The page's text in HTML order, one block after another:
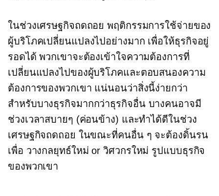
ในช่วงเศรษฐกิจถดถอย พฤติกรรมการใช้จ่ายของ
ผู้บริโภคเปลี่ยนแปลงไปอย่างมาก เพื่อให้ธุรกิจอยู่
รอดได้ พวกเขาจะต้องเข้าใจความต้องการที่
เปลี่ยนแปลงไปของผู้บริโภคและตอบสนองความ
ต้องการของพวกเขา แน่นอนว่าสิ่งนี้ง่ายกว่า
สำหรับบางธุรกิจมากกว่าธุรกิจอื่น บางคนอาจมี
ช่วงเวลาสบายๆ (ค่อนข้าง) และทำได้ดีในช่วง
เศรษฐกิจถดถอย ในขณะที่คนอื่น ๆ จะต้องดิ้นรน
เพื่อ วางกลยุทธ์ใหม่ orวิศวกรใหม่ รูปแบบธุรกิจ
ของพวกเขา